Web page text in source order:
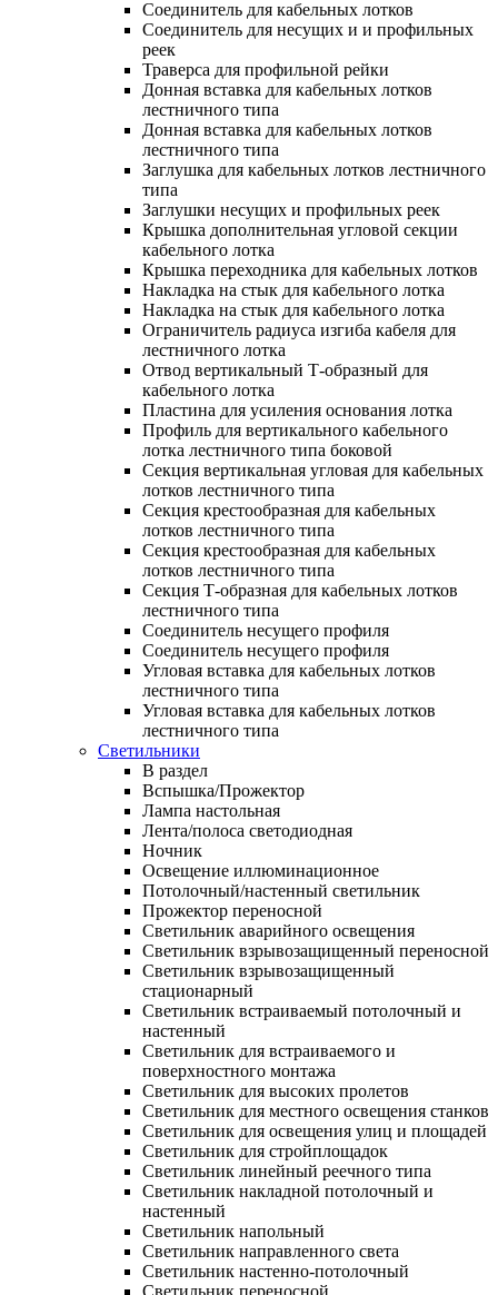
Соединитель для кабельных лотков
Соединитель для несущих и и профильных
реек
Траверса для профильной рейки
Донная вставка для кабельных лотков
лестничного типа
Донная вставка для кабельных лотков
лестничного типа
Заглушка для кабельных лотков лестничного
типа
Заглушки несущих и профильных реек
Крышка дополнительная угловой секции
кабельного лотка
Крышка переходника для кабельных лотков
Накладка на стык для кабельного лотка
Накладка на стык для кабельного лотка
Ограничитель радиуса изгиба кабеля для
лестничного лотка
Отвод вертикальный Т-образный для
кабельного лотка
Пластина для усиления основания лотка
Профиль для вертикального кабельного
лотка лестничного типа боковой
Секция вертикальная угловая для кабельных
лотков лестничного типа
Секция крестообразная для кабельных
лотков лестничного типа
Секция крестообразная для кабельных
лотков лестничного типа
Секция Т-образная для кабельных лотков
лестничного типа
Соединитель несущего профиля
Соединитель несущего профиля
Угловая вставка для кабельных лотков
лестничного типа
Угловая вставка для кабельных лотков
лестничного типа
Светильники
В раздел
Вспышка/Прожектор
Лампа настольная
Лента/полоса светодиодная
Ночник
Освещение иллюминационное
Потолочный/настенный светильник
Прожектор переносной
Светильник аварийного освещения
Светильник взрывозащищенный переносной
Светильник взрывозащищенный
стационарный
Светильник встраиваемый потолочный и
настенный
Светильник для встраиваемого и
поверхностного монтажа
Светильник для высоких пролетов
Светильник для местного освещения станков
Светильник для освещения улиц и площадей
Светильник для стройплощадок
Светильник линейный реечного типа
Светильник накладной потолочный и
настенный
Светильник напольный
Светильник направленного света
Светильник настенно-потолочный
Светильник переносной